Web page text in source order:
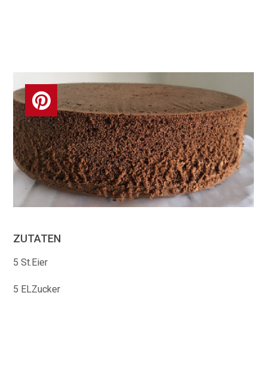
ZUTATEN
5 St.Eier
5 ELZucker